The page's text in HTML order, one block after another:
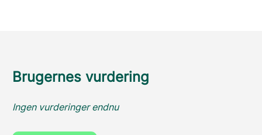
Brugernes vurdering
Ingen vurderinger endnu